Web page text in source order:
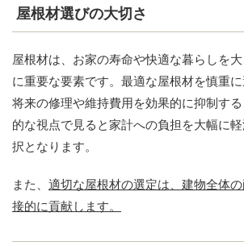
屋根材選びの大切さ
屋根材は、お家の寿命や快適な暮らしを
に重要な要素です。最適な屋根材を慎重に
将来の修理や維持費用を効果的に抑制す
的な視点で見ると家計への負担を大幅に
択となります。
また、 適切な屋根材の選定は、建物全体
接的に貢献します。